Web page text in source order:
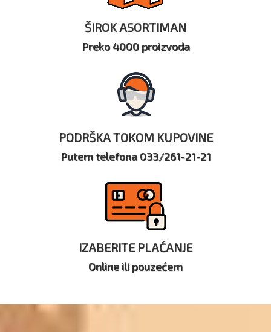
ŠIROK ASORTIMAN
Preko 4000 proizvoda
PODRŠKA TOKOM KUPOVINE
Putem telefona 033/261-21-21
IZABERITE PLAĆANJE
Online ili pouzećem